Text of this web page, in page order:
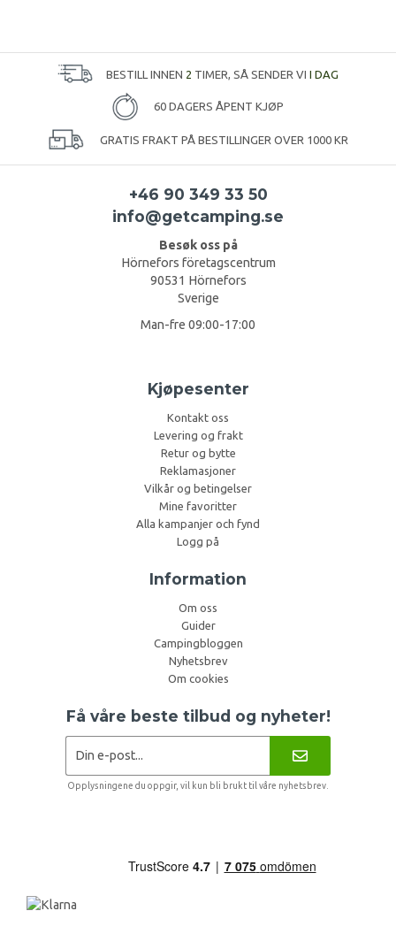
BESTILL INNEN 2 TIMER, SÅ SENDER VI I DAG
60 DAGERS ÅPENT KJØP
GRATIS FRAKT PÅ BESTILLINGER OVER 1000 KR
+46 90 349 33 50
info@getcamping.se
Besøk oss på
Hörnefors företagscentrum
90531 Hörnefors
Sverige
Man-fre 09:00-17:00
Kjøpesenter
Kontakt oss
Levering og frakt
Retur og bytte
Reklamasjoner
Vilkår og betingelser
Mine favoritter
Alla kampanjer och fynd
Logg på
Information
Om oss
Guider
Campingbloggen
Nyhetsbrev
Om cookies
Få våre beste tilbud og nyheter!
Opplysningene du oppgir, vil kun bli brukt til våre nyhetsbrev.